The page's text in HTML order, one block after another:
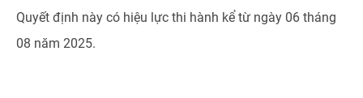
Quyết định này có hiệu lực thi hành kể từ ngày 06 tháng
08 năm 2025.